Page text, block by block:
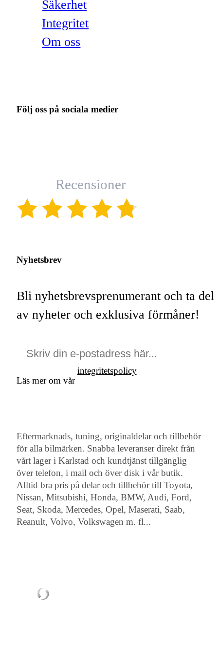
Säkerhet
Integritet
Om oss
Följ oss på sociala medier
Recensioner
Nyhetsbrev
Bli nyhetsbrevsprenumerant och ta del
av nyheter och exklusiva förmåner!
Läs mer om vår
integritetspolicy
Eftermarknads, tuning, originaldelar och tillbehör
för alla bilmärken. Snabba leveranser direkt från
vårt lager i Karlstad och kundtjänst tillgänglig
över telefon, i mail och över disk i vår butik.
Alltid bra pris på delar och tillbehör till Toyota,
Nissan, Mitsubishi, Honda, BMW, Audi, Ford,
Seat, Skoda, Mercedes, Opel, Maserati, Saab,
Reanult, Volvo, Volkswagen m. fl...